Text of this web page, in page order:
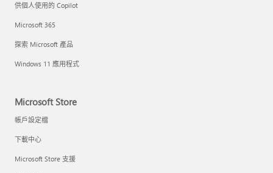
供個人使用的 Copilot
Microsoft 365
探索 Microsoft 產品
Windows 11 應用程式
Microsoft Store
帳戶設定檔
下載中心
Microsoft Store 支援